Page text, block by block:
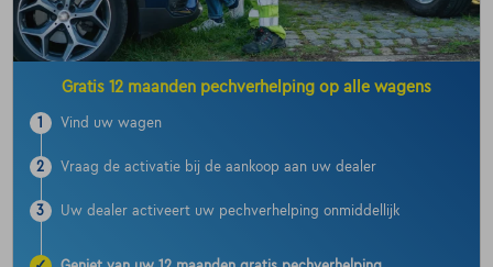
Gratis 12 maanden pechverhelping op alle wagens
1 Vind uw wagen
2 Vraag de activatie bij de aankoop aan uw dealer
3 Uw dealer activeert uw pechverhelping onmiddellijk